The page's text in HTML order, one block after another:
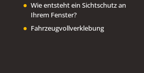
Wie entsteht ein Sichtschutz an
Ihrem Fenster?
Fahrzeugvollverklebung